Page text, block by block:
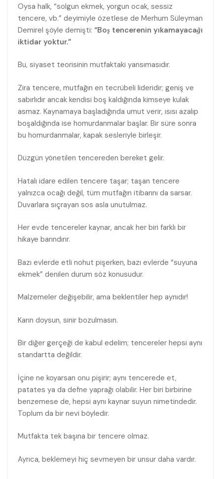
Oysa halk, “solgun ekmek, yorgun ocak, sessiz
tencere, vb.” deyimiyle özetlese de Merhum Süleyman
Demirel şöyle demişti: “Boş tencerenin yıkamayacağı
iktidar yoktur.”
Bu, siyaset teorisinin mutfaktaki yansımasıdır.
Zira tencere, mutfağın en tecrübeli lideridir; geniş ve
sabırlıdır ancak kendisi boş kaldığında kimseye kulak
asmaz. Kaynamaya başladığında umut verir, ısısı azalıp
boşaldığında ise homurdanmalar başlar. Bir süre sonra
bu homurdanmalar, kapak sesleriyle birleşir.
Düzgün yönetilen tencereden bereket gelir.
Hatalı idare edilen tencere taşar; taşan tencere
yalnızca ocağı değil, tüm mutfağın itibarını da sarsar.
Duvarlara sıçrayan sos asla unutulmaz.
Her evde tencereler kaynar, ancak her biri farklı bir
hikaye barındırır.
Bazı evlerde etli nohut pişerken, bazı evlerde “suyuna
ekmek” denilen durum söz konusudur.
Malzemeler değişebilir, ama beklentiler hep aynıdır!
Karın doysun, sinir bozulmasın.
Bir diğer gerçeği de kabul edelim; tencereler hepsi aynı
standartta değildir.
İçine ne koyarsan onu pişirir; aynı tencerede et,
patates ya da defne yaprağı olabilir. Her biri birbirine
benzemese de, hepsi aynı kaynar suyun nimetindedir.
Toplum da bir nevi böyledir.
Mutfakta tek başına bir tencere olmaz.
Ayrıca, beklemeyi hiç sevmeyen bir unsur daha vardır.